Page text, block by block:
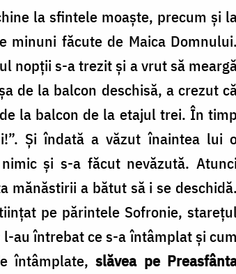
la sfintele moaște, precum și
minuni făcute de Maica Domnului.
nopții s-a trezit și a vrut să
de la balcon deschisă, a crezut
la balcon de la etajul trei. În timp
Și îndată a văzut înaintea lui
și s-a făcut nevăzută. Atunci
mănăstirii a bătut să i se deschidă.
pe părintele Sofronie,
au întrebat ce s-a întâmplat și cum
întâmplate, slăvea pe